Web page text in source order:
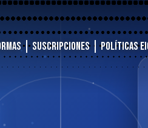
Políticas
Suscripciones